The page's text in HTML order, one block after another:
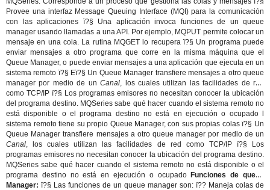
Provee una interfaz Message Queuing Interface (MQI) para la comunicación
con las aplicaciones ï?§ Una aplicación invoca funciones de un queue
manager usando llamadas a una API. Por ejemplo, MQPUT permite colocar un
mensaje en una cola. La rutina MQGET lo recupera ï?§ Un programa puede
enviar mensajes a otro programa que corre en la misma máquina que el
Queue Manager, o puede enviar mensajes a una aplicación que ejecuta en un
sistema remoto ï?§ Eï?§ Un Queue Manager transfiere mensajes a otro queue
manager por medio de unCanal, los cuales utilizan las facilidades de red
como TCP/IP ï?§ Los programas emisores no necesitan conocer la ubicación
del programa destino. MQSeries sabe qué hacer cuando el sistema remoto no
está disponible o el programa destino no está en ejecución o ocupado l
sistema remoto tiene su propio Queue Manager, con sus propias colas ï?§ Un
Queue Manager transfiere mensajes a otro queue manager por medio de un
Canal, los cuales utilizan las facilidades de red como TCP/IP ï?§ Los
programas emisores no necesitan conocer la ubicación del programa destino.
MQSeries sabe qué hacer cuando el sistema remoto no está disponible o el
programa destino no está en ejecución o ocupado Funciones de queue
Manager: ï?§ Las funciones de un queue manager son: ï?? Maneja colas de